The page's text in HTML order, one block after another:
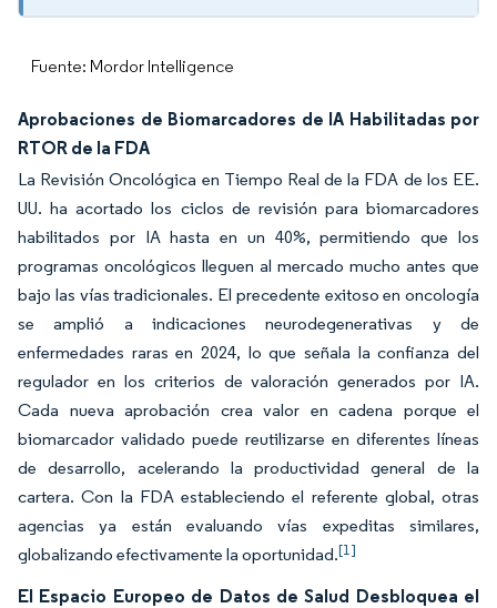
Fuente: Mordor Intelligence
Aprobaciones de Biomarcadores de IA Habilitadas por
RTOR de la FDA
La Revisión Oncológica en Tiempo Real de la FDA de los EE.
UU. ha acortado los ciclos de revisión para biomarcadores
habilitados por IA hasta en un 40%, permitiendo que los
programas oncológicos lleguen al mercado mucho antes que
bajo las vías tradicionales. El precedente exitoso en oncología
se amplió a indicaciones neurodegenerativas y de
enfermedades raras en 2024, lo que señala la confianza del
regulador en los criterios de valoración generados por IA.
Cada nueva aprobación crea valor en cadena porque el
biomarcador validado puede reutilizarse en diferentes líneas
de desarrollo, acelerando la productividad general de la
cartera. Con la FDA estableciendo el referente global, otras
agencias ya están evaluando vías expeditas similares,
globalizando efectivamente la oportunidad.[1]
El Espacio Europeo de Datos de Salud Desbloquea el